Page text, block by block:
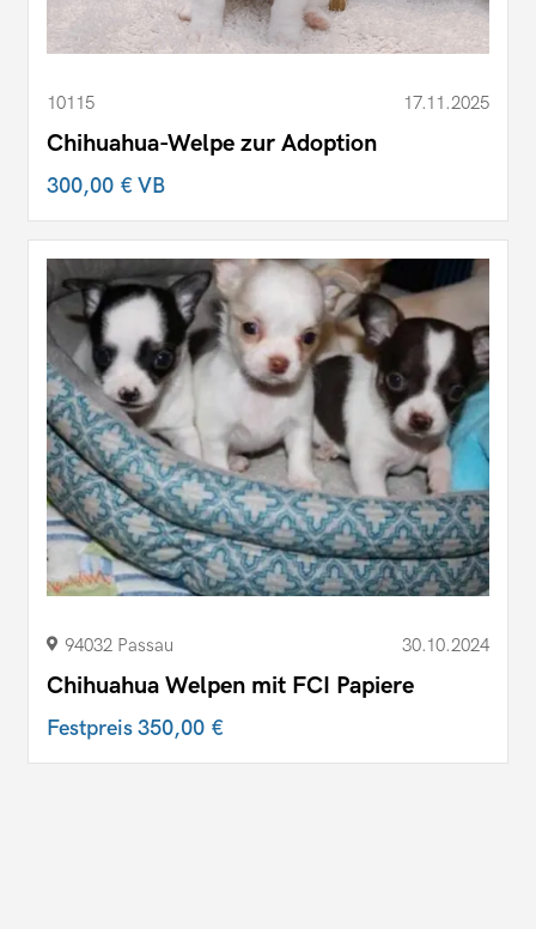
10115 17.11.2025
Chihuahua-Welpe zur Adoption
300,00 €VB
94032 Passau 30.10.2024
Chihuahua Welpen mit FCI Papiere
Festpreis350,00 €